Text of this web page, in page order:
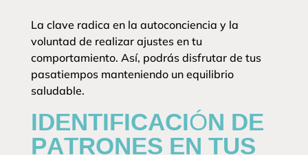
La clave radica en la autoconciencia y la
voluntad de realizar ajustes en tu
comportamiento. Así, podrás disfrutar de tus
pasatiempos manteniendo un equilibrio
saludable.
IDENTIFICACIÓN DE
PATRONES EN TUS